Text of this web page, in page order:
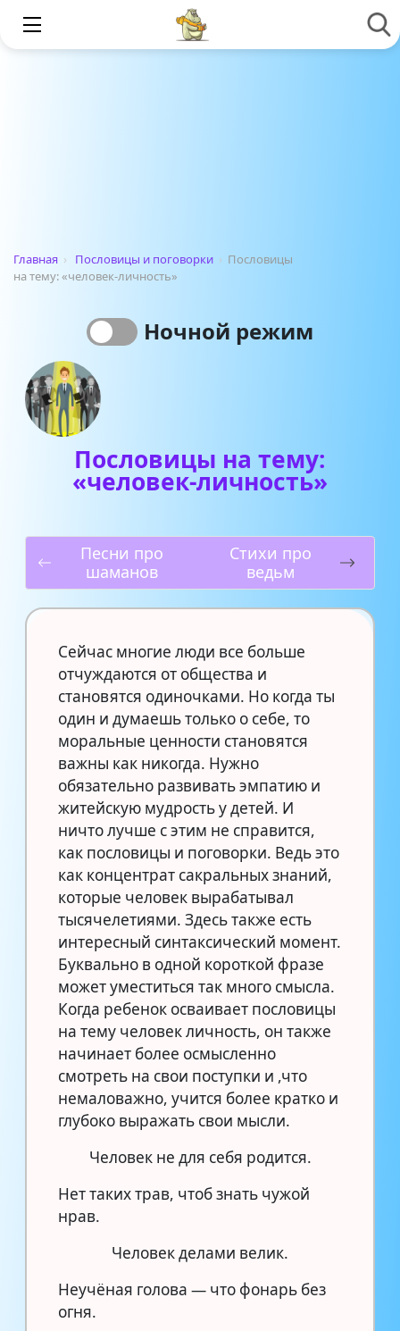
Главная › Пословицы и поговорки › Пословицы
на тему: «человек-личность»
Ночной режим
Пословицы на тему:
«человек-личность»
Песни про
шаманов
Стихи про
ведьм
Сейчас многие люди все больше
отчуждаются от общества и
становятся одиночками. Но когда ты
один и думаешь только о себе, то
моральные ценности становятся
важны как никогда. Нужно
обязательно развивать эмпатию и
житейскую мудрость у детей. И
ничто лучше с этим не справится,
как пословицы и поговорки. Ведь это
как концентрат сакральных знаний,
которые человек вырабатывал
тысячелетиями. Здесь также есть
интересный синтаксический момент.
Буквально в одной короткой фразе
может уместиться так много смысла.
Когда ребенок осваивает пословицы
на тему человек личность, он также
начинает более осмысленно
смотреть на свои поступки и ,что
немаловажно, учится более кратко и
глубоко выражать свои мысли.
Человек не для себя родится.
Нет таких трав, чтоб знать чужой
нрав.
Человек делами велик.
Неучёная голова — что фонарь без
огня.